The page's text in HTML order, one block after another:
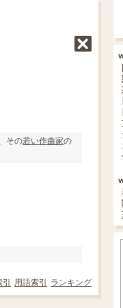
、その若い作曲家の
引 用語索引 ランキング